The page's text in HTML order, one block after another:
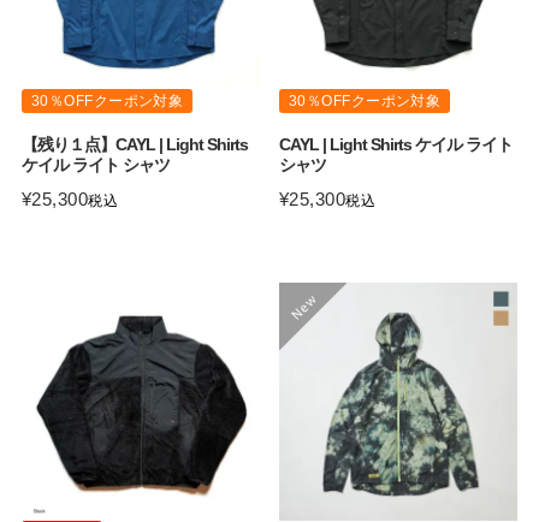
30％OFFクーポン対象
【残り１点】CAYL | Light Shirts
ケイル ライト シャツ
¥25,300税込
30％OFFクーポン対象
CAYL | Light Shirts ケイル ライト
シャツ
¥25,300税込